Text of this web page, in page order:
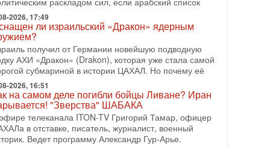
2026, 08:42
отменил удар по Ирану - НОВОСТИ
08/2026
США Дональд Трамп сегодня заявил об
подготовленного удара по Ирану после
Тегерана и других стран региона. По его
2026, 17:50
голос» Израиля: кто заберет его на этот
русскоязычных репатриантов не раз кардинально
политический ландшафт Израиля. Достаточно
взлет партии «Исраэль ба-алия», когда
2026, 17:49
ли израильский «Дракон» ядерным
получил от Германии новейшую подводную
АХИ «Дракон» (Drakon), которая уже стала самой
субмариной в истории ЦАХАЛ. Но почему её
2026, 16:51
на самом деле погибли бойцы Ливане? Иран
"Зверства" ШАБАКА
телеканала ITON-TV Григорий Тамар, офицер
в отставке, писатель, журналист, военный
Ведет программу Александр Гур-Арье.